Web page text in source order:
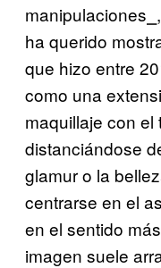
ha querido
que hizo entre
como una
maquillaje con el
distanciándose
glamur o la
centrarse en el
en el sentido
imagen suele